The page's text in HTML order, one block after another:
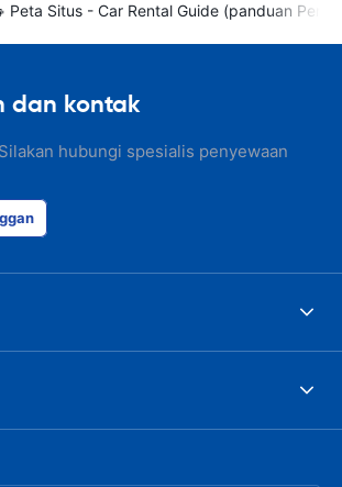
Peta Situs - Car Rental Guide (panduan
dan kontak
hubungi spesialis penyewaan